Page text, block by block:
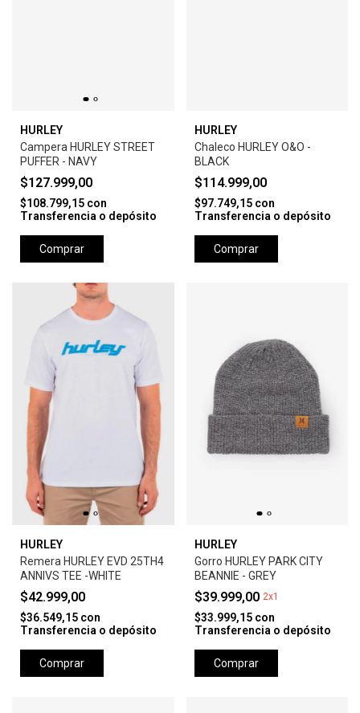
HURLEY
Campera HURLEY STREET
PUFFER - NAVY
$127.999,00
$108.799,15 con
Transferencia o depósito
Comprar
HURLEY
Chaleco HURLEY O&O -
BLACK
$114.999,00
$97.749,15 con
Transferencia o depósito
Comprar
HURLEY
Remera HURLEY EVD 25TH4
ANNIVS TEE -WHITE
$42.999,00
$36.549,15 con
Transferencia o depósito
Comprar
HURLEY
Gorro HURLEY PARK CITY
BEANNIE - GREY
$39.999,00 2x1
$33.999,15 con
Transferencia o depósito
Comprar